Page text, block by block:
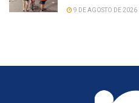
9 DE AGOSTO DE 2026